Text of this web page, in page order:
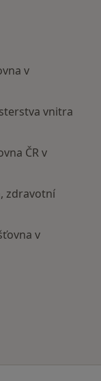
v
vnitra
ČR v
zdravotní
v